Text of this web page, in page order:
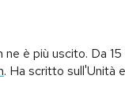
è più uscito. Da
. Ha scritto sull'Unità